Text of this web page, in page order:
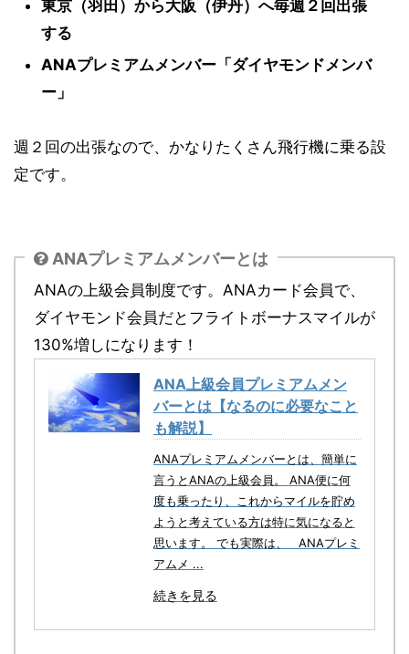
東京（羽田）から大阪（伊丹）へ毎週２回出張
する
ANAプレミアムメンバー「ダイヤモンドメンバ
ー」
週２回の出張なので、かなりたくさん飛行機に乗る設
定です。
ANAプレミアムメンバーとは
ANAの上級会員制度です。ANAカード会員で、
ダイヤモンド会員だとフライトボーナスマイルが
130%増しになります！
ANA上級会員プレミアムメン
バーとは【なるのに必要なこと
も解説】
ANAプレミアムメンバーとは、簡単に
言うとANAの上級会員。 ANA便に何
度も乗ったり、これからマイルを貯め
ようと考えている方は特に気になると
思います。 でも実際は、 ANAプレミ
アムメ ...
続きを見る